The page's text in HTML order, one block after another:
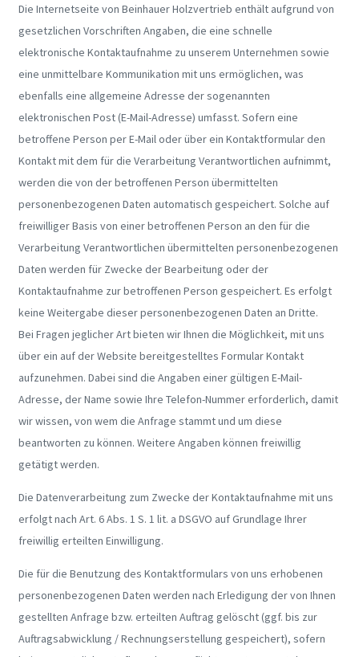
Die Internetseite von Beinhauer Holzvertrieb enthält aufgrund von
gesetzlichen Vorschriften Angaben, die eine schnelle
elektronische Kontaktaufnahme zu unserem Unternehmen sowie
eine unmittelbare Kommunikation mit uns ermöglichen, was
ebenfalls eine allgemeine Adresse der sogenannten
elektronischen Post (E-Mail-Adresse) umfasst. Sofern eine
betroffene Person per E-Mail oder über ein Kontaktformular den
Kontakt mit dem für die Verarbeitung Verantwortlichen aufnimmt,
werden die von der betroffenen Person übermittelten
personenbezogenen Daten automatisch gespeichert. Solche auf
freiwilliger Basis von einer betroffenen Person an den für die
Verarbeitung Verantwortlichen übermittelten personenbezogenen
Daten werden für Zwecke der Bearbeitung oder der
Kontaktaufnahme zur betroffenen Person gespeichert. Es erfolgt
keine Weitergabe dieser personenbezogenen Daten an Dritte.
Bei Fragen jeglicher Art bieten wir Ihnen die Möglichkeit, mit uns
über ein auf der Website bereitgestelltes Formular Kontakt
aufzunehmen. Dabei sind die Angaben einer gültigen E-Mail-
Adresse, der Name sowie Ihre Telefon-Nummer erforderlich, damit
wir wissen, von wem die Anfrage stammt und um diese
beantworten zu können. Weitere Angaben können freiwillig
getätigt werden.
Die Datenverarbeitung zum Zwecke der Kontaktaufnahme mit uns
erfolgt nach Art. 6 Abs. 1 S. 1 lit. a DSGVO auf Grundlage Ihrer
freiwillig erteilten Einwilligung.
Die für die Benutzung des Kontaktformulars von uns erhobenen
personenbezogenen Daten werden nach Erledigung der von Ihnen
gestellten Anfrage bzw. erteilten Auftrag gelöscht (ggf. bis zur
Auftragsabwicklung / Rechnungserstellung gespeichert), sofern